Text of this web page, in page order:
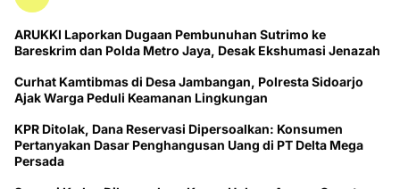
ARUKKI Laporkan Dugaan Pembunuhan Sutrimo ke
Bareskrim dan Polda Metro Jaya, Desak Ekshumasi Jenazah
Curhat Kamtibmas di Desa Jambangan, Polresta Sidoarjo
Ajak Warga Peduli Keamanan Lingkungan
KPR Ditolak, Dana Reservasi Dipersoalkan: Konsumen
Pertanyakan Dasar Penghangusan Uang di PT Delta Mega
Persada